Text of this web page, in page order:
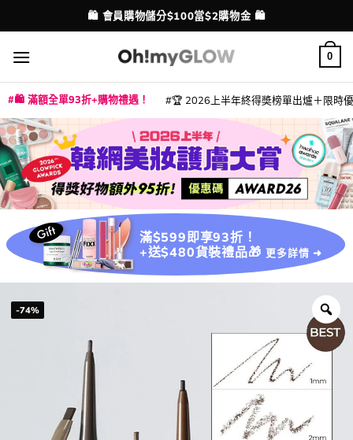
to
content
配送港澳
💳 支援消費券、FPS、八達通、PAYME、信用卡付款
0
🛍️ 滿額全單93折+購物禮遇！ 🏆 2026上半年終得奬榜單出爐＋限時
滿$599即享93折！
+送$480貨裝禮品🎁 更多詳情 ➜
-74%